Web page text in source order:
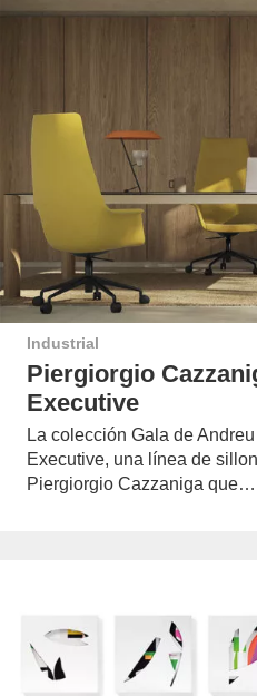
Industrial
Piergiorgio
Executive
La colección Gala de
Executive, una línea de
Piergiorgio Cazzaniga que…